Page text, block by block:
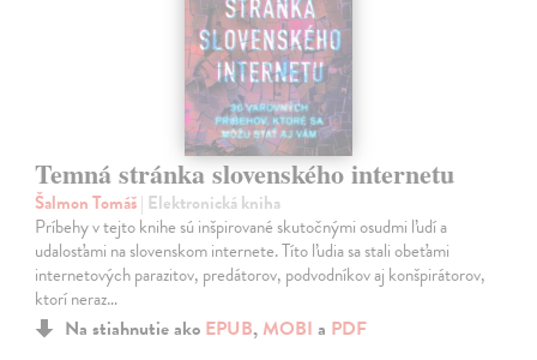
Temná stránka slovenského internetu
Šalmon Tomáš| Elektronická kniha
Príbehy v tejto knihe sú inšpirované skutočnými osudmi ľudí a
udalosťami na slovenskom internete. Títo ľudia sa stali obeťami
internetových parazitov, predátorov, podvodníkov aj konšpirátorov,
ktorí neraz…
Na stiahnutie ako EPUB, MOBI a PDF